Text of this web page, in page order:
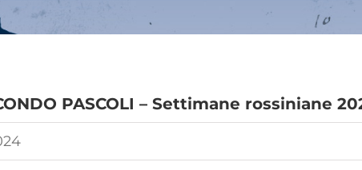
PASCOLI – Settimane rossiniane